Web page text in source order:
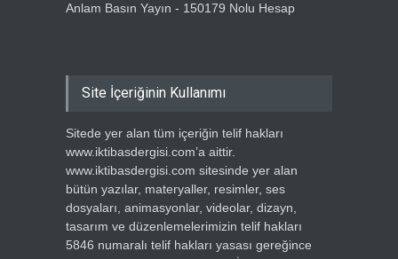
Anlam Basın Yayın - 150179 Nolu Hesap
Site İçeriğinin Kullanımı
Sitede yer alan tüm içeriğin telif hakları
www.iktibasdergisi.com’a aittir.
www.iktibasdergisi.com sitesinde yer alan
bütün yazılar, materyaller, resimler, ses
dosyaları, animasyonlar, videolar, dizayn,
tasarım ve düzenlemelerimizin telif hakları
5846 numaralı telif hakları yasası gereğince